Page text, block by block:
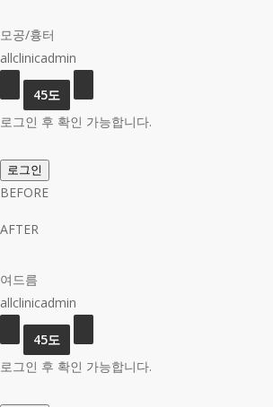
모공/흉터
allclinicadmin
로그인 후 확인 가능합니다.
로그인
BEFORE
AFTER
여드름
allclinicadmin
로그인 후 확인 가능합니다.